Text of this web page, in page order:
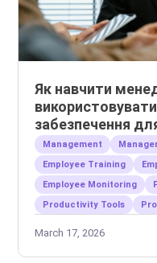
Як навчити
забезпечення
співробітників
Management
Employee Training
Employee Monitoring
Productivity Tools
March 17, 2026